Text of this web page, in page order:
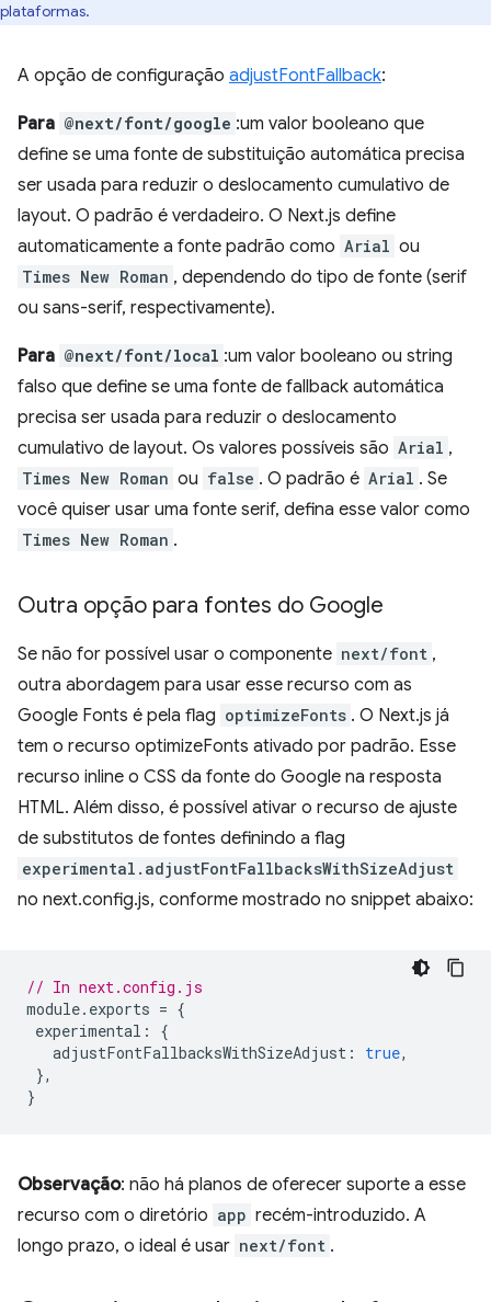
plataformas.
A opção de configuração adjustFontFallback:
Para @next/font/google :um valor booleano que
define se uma fonte de substituição automática precisa
ser usada para reduzir o deslocamento cumulativo de
layout. O padrão é verdadeiro. O Next.js define
automaticamente a fonte padrão como Arial ou
Times New Roman , dependendo do tipo de fonte (serif
ou sans-serif, respectivamente).
Para @next/font/local :um valor booleano ou string
falso que define se uma fonte de fallback automática
precisa ser usada para reduzir o deslocamento
cumulativo de layout. Os valores possíveis são Arial ,
Times New Roman ou false . O padrão é Arial . Se
você quiser usar uma fonte serif, defina esse valor como
Times New Roman .
Outra opção para fontes do Google
Se não for possível usar o componente next/font ,
outra abordagem para usar esse recurso com as
Google Fonts é pela flag optimizeFonts . O Next.js já
tem o recurso optimizeFonts ativado por padrão. Esse
recurso inline o CSS da fonte do Google na resposta
HTML. Além disso, é possível ativar o recurso de ajuste
de substitutos de fontes definindo a flag
experimental.adjustFontFallbacksWithSizeAdjust
no next.config.js, conforme mostrado no snippet abaixo:
// In next.config.js
module. exports = {
experimental :
{
adjustFontFallbacksWithSizeAdjust : true,
},
}
Observação: não há planos de oferecer suporte a esse
recurso com o diretório app recém-introduzido. A
longo prazo, o ideal é usar next/font .